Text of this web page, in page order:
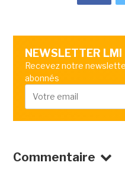
NEWSLETTER LMI
Recevez notre
abonnés
Commentaire